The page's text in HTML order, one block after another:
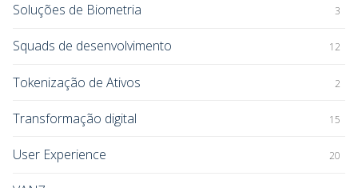
Soluções de Biometria 3
Squads de desenvolvimento 12
Tokenização de Ativos 2
Transformação digital 15
User Experience 20